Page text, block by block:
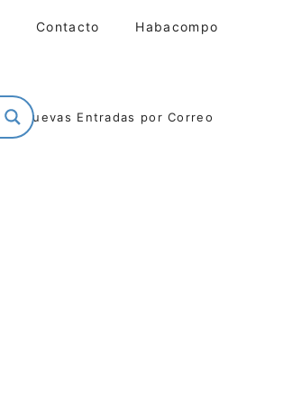
Contacto Habacompo
Nuevas Entradas por Correo